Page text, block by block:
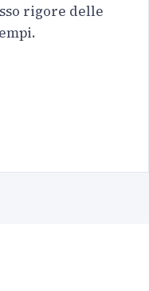
rigore delle